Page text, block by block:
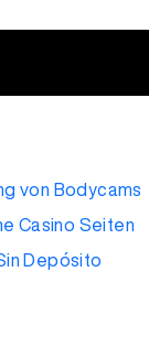
von Bodycams
Casino Seiten
Depósito